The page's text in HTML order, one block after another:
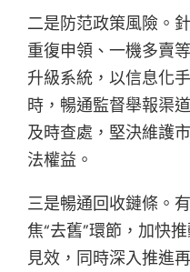
二是防范政策風險。
重復申領、一機多賣
升級系統，以信息化
時，暢通監督舉報渠
及時查處，堅決維護
法權益。
三是暢通回收鏈條。
焦“去舊”環節，加快
見效，同時深入推進